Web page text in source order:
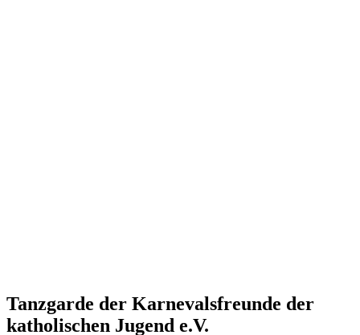
Tanzgarde der Karnevalsfreunde der
katholischen Jugend e.V.